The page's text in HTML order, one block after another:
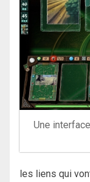
Une
les liens qui